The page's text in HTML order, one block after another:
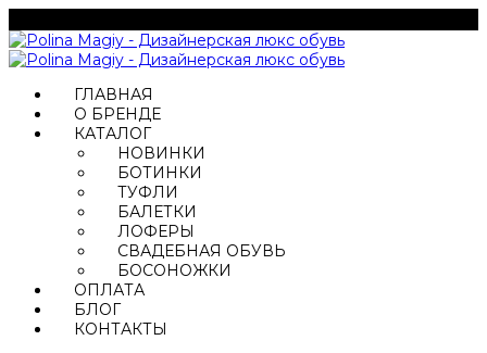
ГЛАВНАЯ
О БРЕНДЕ
КАТАЛОГ
НОВИНКИ
БОТИНКИ
ТУФЛИ
БАЛЕТКИ
ЛОФЕРЫ
СВАДЕБНАЯ ОБУВЬ
БОСОНОЖКИ
ОПЛАТА
БЛОГ
КОНТАКТЫ